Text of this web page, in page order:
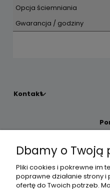
Opcja ściemniania
Gwarancja / godziny
Kontakt
Dbamy o Twoją
Pliki cookies i pokrewne im
poprawne działanie strony
ofertę do Twoich potrzeb.